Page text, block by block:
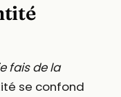
fais de la
se confond